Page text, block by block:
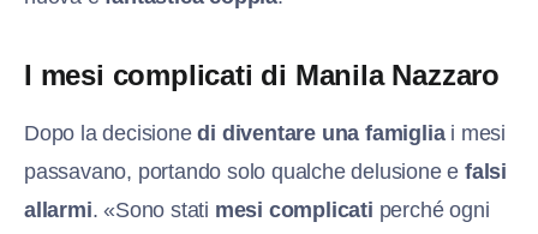
I mesi complicati di Manila Nazzaro
Dopo la decisionedi diventare una famigliai mesi
passavano, portando solo qualche delusione e falsi
allarmi. «Sono stati mesi complicati perché ogni